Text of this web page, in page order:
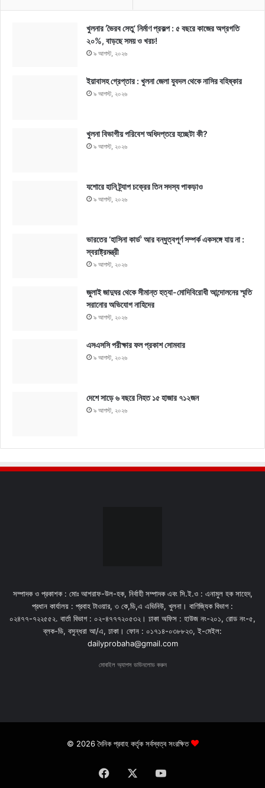
খুলনার ‘ভৈরব সেতু’ নির্মাণ প্রকল্প : ৫ বছরে কাজের অগ্রগতি
২০%, বাড়ছে সময় ও খরচ!
৯ আগস্ট, ২০২৬
ইয়াবাসহ গ্রেপ্তার : খুলনা জেলা যুবদল থেকে নাসির বহিষ্কার
৯ আগস্ট, ২০২৬
খুলনা বিভাগীয় পরিবেশ অধিদপ্তরে হচ্ছেটা কী?
৯ আগস্ট, ২০২৬
যশোরে হানি ট্র্যাপ চক্রের তিন সদস্য পাকড়াও
৯ আগস্ট, ২০২৬
ভারতের ‘হাসিনা কার্ড’ আর বন্ধুত্বপূর্ণ সম্পর্ক একসঙ্গে যায় না :
স্বরাষ্ট্রমন্ত্রী
৯ আগস্ট, ২০২৬
জুলাই জাদুঘর থেকে সীমান্ত হত্যা-মোদিবিরোধী আন্দোলনের স্মৃতি
সরানোর অভিযোগ নাহিদের
৯ আগস্ট, ২০২৬
এসএসসি পরীক্ষার ফল প্রকাশ সোমবার
৯ আগস্ট, ২০২৬
দেশে সাড়ে ৬ বছরে নিহত ১৫ হাজার ৭১২জন
৯ আগস্ট, ২০২৬
সম্পাদক ও প্রকাশক : মোঃ আশরাফ-উল-হক, নির্বাহী সম্পাদক এবং সি.ই.ও : এনামুল হক সাহেদ,
প্রধান কার্যালয় : প্রবাহ টাওয়ার, ৩ কে,ডি,এ এভিনিউ, খুলনা। বাণিজ্যিক বিভাগ :
০২৪৭৭-৭২২৫৫২. বার্তা বিভাগ : ০২-৪৭৭৭২০৫৩২। ঢাকা অফিস : হাউজ নং-২০১, রোড নং-৫,
ব্লক-ডি, বসুন্ধরা আ/এ, ঢাকা। ফোন : ০১৭১৪-০৩৮৮২৩, ই-মেইল:
dailyprobaha@gmail.com
মোবাইল অ্যাপস ডাউনলোড করুন
© 2026 দৈনিক প্রবাহ কর্তৃক সর্বস্বত্ব সংরক্ষিত
Facebook